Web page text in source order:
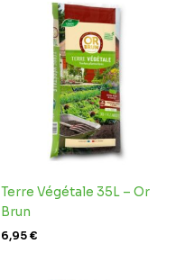
Terre Végétale 35L – Or
Brun
6,95€